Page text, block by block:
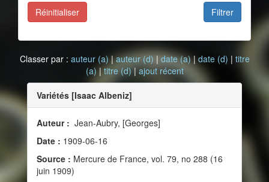
Filtrer
Réinitialiser
Classer par : auteur (a)|auteur (d) | date (a)|date (d) | titre
(a)|titre (d)|ajout récent
Variétés [Isaac Albeniz]
Auteur : Jean-Aubry, [Georges]
Date : 1909-06-16
Source : Mercure de France, vol. 79, no 288 (16
juin 1909)